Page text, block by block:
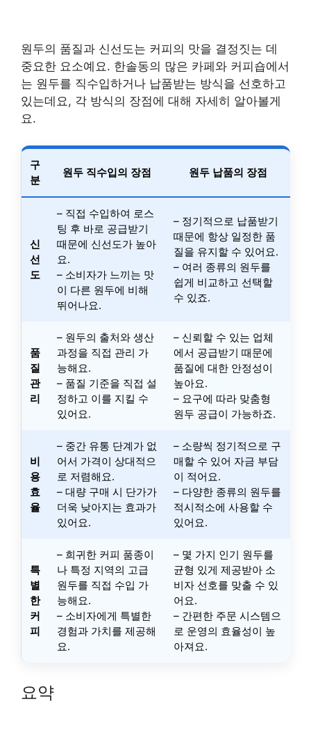
원두의 품질과 신선도는 커피의 맛을 결정짓는 데
중요한 요소예요. 한솔동의 많은 카페와 커피숍에서
는 원두를 직수입하거나 납품받는 방식을 선호하고
있는데요, 각 방식의 장점에 대해 자세히 알아볼게
요.
구
분
원두 직수입의 장점 원두 납품의 장점
신
선
도
– 직접 수입하여 로스
팅 후 바로 공급받기
때문에 신선도가 높아
요.
– 소비자가 느끼는 맛
이 다른 원두에 비해
뛰어나요.
– 정기적으로 납품받기
때문에 항상 일정한 품
질을 유지할 수 있어요.
– 여러 종류의 원두를
쉽게 비교하고 선택할
수 있죠.
품
질
관
리
– 원두의 출처와 생산
과정을 직접 관리 가
능해요.
– 품질 기준을 직접 설
정하고 이를 지킬 수
있어요.
– 신뢰할 수 있는 업체
에서 공급받기 때문에
품질에 대한 안정성이
높아요.
– 요구에 따라 맞춤형
원두 공급이 가능하죠.
비
용
효
율
– 중간 유통 단계가 없
어서 가격이 상대적으
로 저렴해요.
– 대량 구매 시 단가가
더욱 낮아지는 효과가
있어요.
– 소량씩 정기적으로 구
매할 수 있어 자금 부담
이 적어요.
– 다양한 종류의 원두를
적시적소에 사용할 수
있어요.
특
별
한
커
피
– 희귀한 커피 품종이
나 특정 지역의 고급
원두를 직접 수입 가
능해요.
– 소비자에게 특별한
경험과 가치를 제공해
요.
– 몇 가지 인기 원두를
균형 있게 제공받아 소
비자 선호를 맞출 수 있
어요.
– 간편한 주문 시스템으
로 운영의 효율성이 높
아져요.
요약